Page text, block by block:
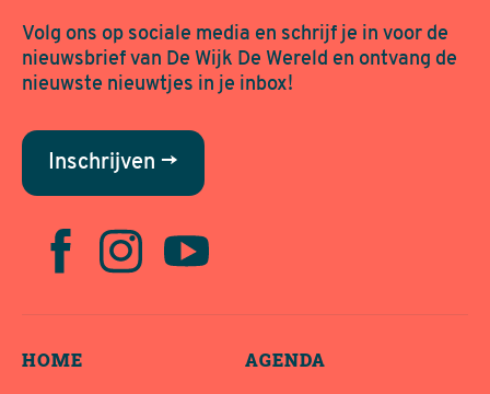
Volg ons op sociale media en schrijf je in voor de
nieuwsbrief van De Wijk De Wereld en ontvang de
nieuwste nieuwtjes in je inbox!
Inschrijven →
HOME AGENDA